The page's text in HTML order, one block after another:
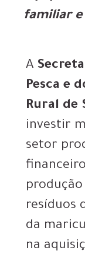
familiar e
A
Pesca e
Rural de
investir
setor
resíduos
da
na